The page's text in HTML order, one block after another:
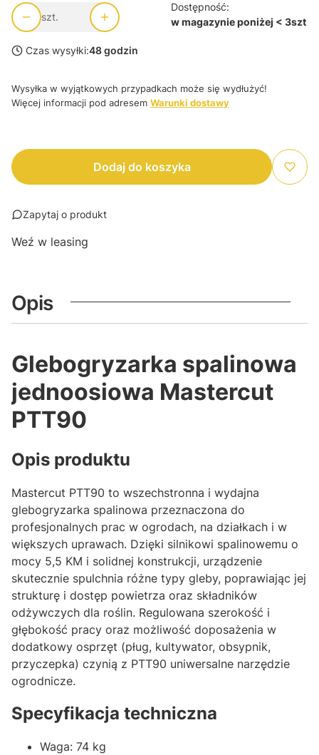
szt.
Dostępność:
w magazynie poniżej < 3szt
Czas wysyłki:48 godzin
Wysyłka w wyjątkowych przypadkach może się wydłużyć!
Więcej informacji pod adresem Warunki dostawy
Dodaj do koszyka
Zapytaj o produkt
Weź w leasing
Opis
Glebogryzarka spalinowa
jednoosiowa Mastercut
PTT90
Opis produktu
Mastercut PTT90 to wszechstronna i wydajna
glebogryzarka spalinowa przeznaczona do
profesjonalnych prac w ogrodach, na działkach i w
większych uprawach. Dzięki silnikowi spalinowemu o
mocy 5,5 KM i solidnej konstrukcji, urządzenie
skutecznie spulchnia różne typy gleby, poprawiając jej
strukturę i dostęp powietrza oraz składników
odżywczych dla roślin. Regulowana szerokość i
głębokość pracy oraz możliwość doposażenia w
dodatkowy osprzęt (pług, kultywator, obsypnik,
przyczepka) czynią z PTT90 uniwersalne narzędzie
ogrodnicze.
Specyfikacja techniczna
Waga: 74 kg